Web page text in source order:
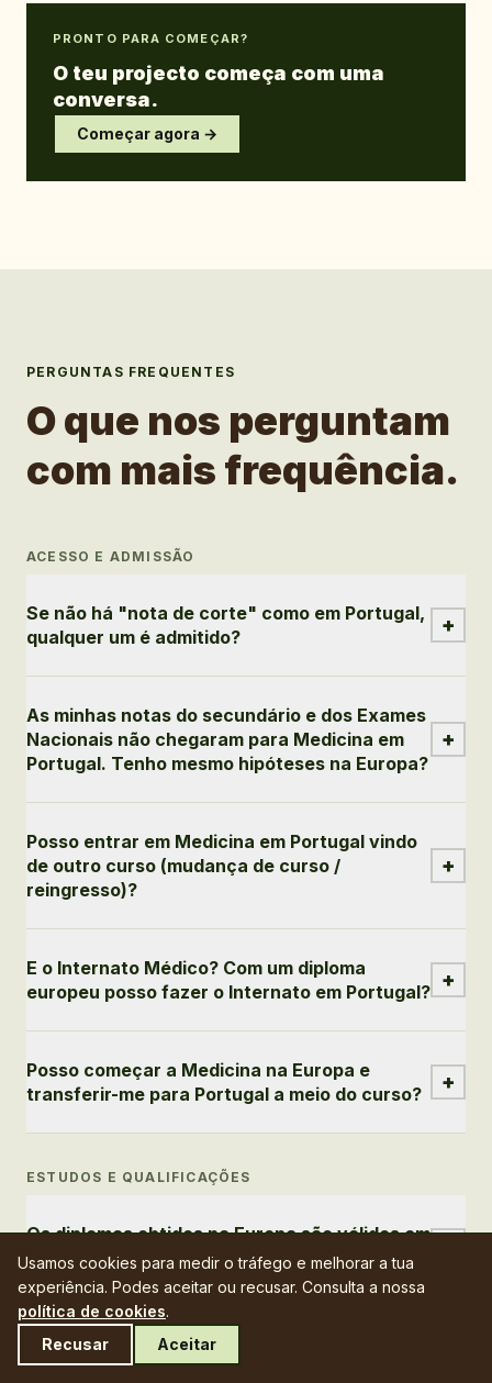
PRONTO PARA COMEÇAR?
O teu projecto começa com uma
conversa.
Começar agora →
PERGUNTAS FREQUENTES
O que nos perguntam
com mais frequência.
ACESSO E ADMISSÃO
Se não há "nota de corte" como em Portugal,
qualquer um é admitido?
+
As minhas notas do secundário e dos Exames
Nacionais não chegaram para Medicina em
Portugal. Tenho mesmo hipóteses na Europa?
+
Posso entrar em Medicina em Portugal vindo
de outro curso (mudança de curso /
reingresso)?
+
E o Internato Médico? Com um diploma
europeu posso fazer o Internato em Portugal?
+
Posso começar a Medicina na Europa e
transferir-me para Portugal a meio do curso?
+
ESTUDOS E QUALIFICAÇÕES
Os diplomas obtidos na Europa são válidos em
Portugal?
O inglês vai ser um problema se o meu nível
não for muito bom?
Usamos cookies para medir o tráfego e melhorar a tua
experiência. Podes aceitar ou recusar. Consulta a nossa
política de cookies.
Recusar
Aceitar